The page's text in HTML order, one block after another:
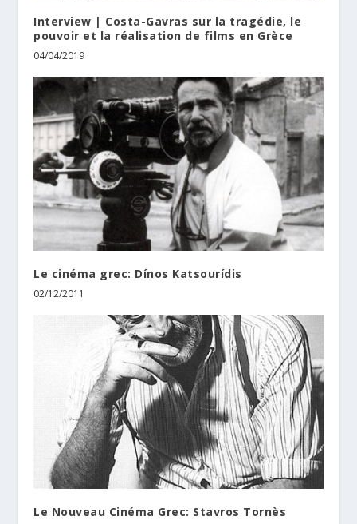
Interview | Costa-Gavras sur la tragédie, le
pouvoir et la réalisation de films en Grèce
04/04/2019
Le cinéma grec: Dínos Katsourídis
02/12/2011
Le Nouveau Cinéma Grec: Stavros Tornès